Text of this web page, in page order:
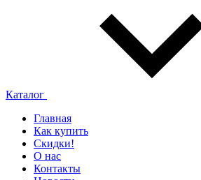
Каталог
Главная
Как купить
Скидки!
О нас
Контакты